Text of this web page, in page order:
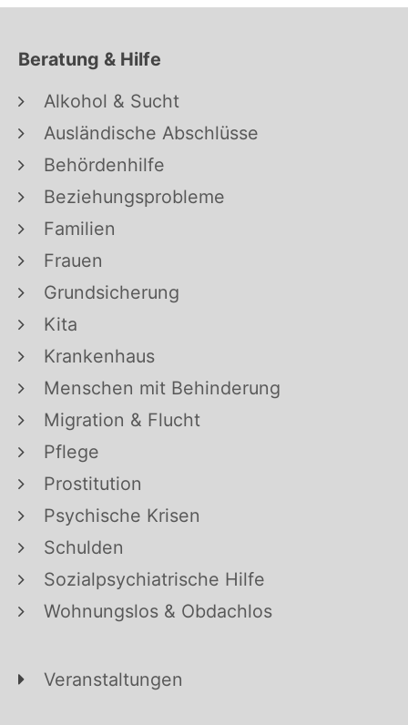
Beratung & Hilfe
Alkohol & Sucht
Ausländische Abschlüsse
Behördenhilfe
Beziehungsprobleme
Familien
Frauen
Grundsicherung
Kita
Krankenhaus
Menschen mit Behinderung
Migration & Flucht
Pflege
Prostitution
Psychische Krisen
Schulden
Sozialpsychiatrische Hilfe
Wohnungslos & Obdachlos
Veranstaltungen